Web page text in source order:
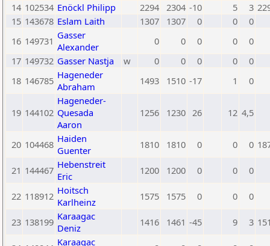
14 102534 Enöckl Philipp 2294 2304 -10 5 3
15 143678 Eslam Laith 1307 1307 0 0
0
16 149731 Gasser
Alexander
0 0 0 0
0
17 149732 Gasser Nastja w 0 0 0 0
0
18 146785 Hageneder
Abraham
1493 1510 -17 1 0
19 144102
Hageneder-
Quesada
Aaron
1256 1230 26 12 4,5
20 104468 Haiden
Guenter
1810 1810 0 0 0
21 144467 Hebenstreit
Eric
1200 1200 0 0 0
22 118912 Hoitsch
Karlheinz
1575 1575 0 0 0
23 138199 Karaagac
Deniz
1416 1461 -45 9 3
Karaagac